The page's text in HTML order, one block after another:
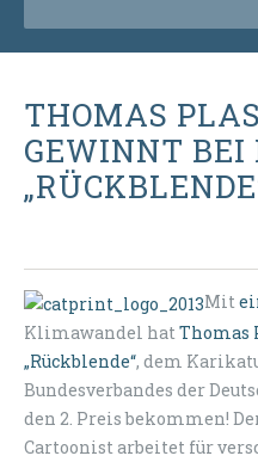
THOMAS
EWINNT BEI
Mit
Klimawandel hat Thomas
„Rückblende“, dem
Bundesverbandes der
den 2. Preis bekommen!
Cartoonist arbeitet für